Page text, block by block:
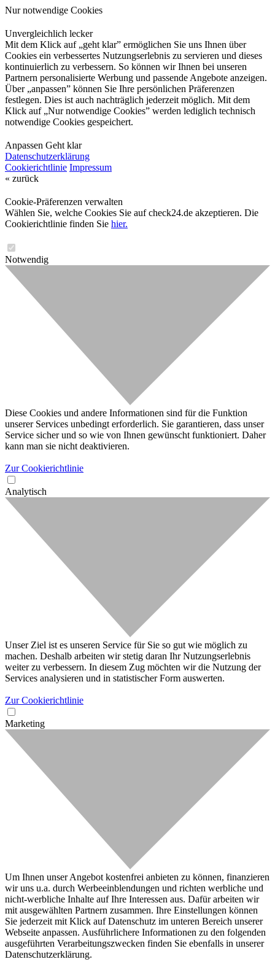
Nur notwendige Cookies
Unvergleichlich lecker
Mit dem Klick auf „geht klar” ermöglichen Sie uns Ihnen über
Cookies ein verbessertes Nutzungserlebnis zu servieren und dieses
kontinuierlich zu verbessern. So können wir Ihnen bei unseren
Partnern personalisierte Werbung und passende Angebote anzeigen.
Über „anpassen” können Sie Ihre persönlichen Präferenzen
festlegen. Dies ist auch nachträglich jederzeit möglich. Mit dem
Klick auf „Nur notwendige Cookies” werden lediglich technisch
notwendige Cookies gespeichert.
Anpassen Geht klar
Datenschutzerklärung
Cookierichtlinie Impressum
« zurück
Cookie-Präferenzen verwalten
Wählen Sie, welche Cookies Sie auf check24.de akzeptieren. Die
Cookierichtlinie finden Sie hier.
Notwendig
Diese Cookies und andere Informationen sind für die Funktion
unserer Services unbedingt erforderlich. Sie garantieren, dass unser
Service sicher und so wie von Ihnen gewünscht funktioniert. Daher
kann man sie nicht deaktivieren.
Zur Cookierichtlinie
Analytisch
Unser Ziel ist es unseren Service für Sie so gut wie möglich zu
machen. Deshalb arbeiten wir stetig daran Ihr Nutzungserlebnis
weiter zu verbessern. In diesem Zug möchten wir die Nutzung der
Services analysieren und in statistischer Form auswerten.
Zur Cookierichtlinie
Marketing
Um Ihnen unser Angebot kostenfrei anbieten zu können, finanzieren
wir uns u.a. durch Werbeeinblendungen und richten werbliche und
nicht-werbliche Inhalte auf Ihre Interessen aus. Dafür arbeiten wir
mit ausgewählten Partnern zusammen. Ihre Einstellungen können
Sie jederzeit mit Klick auf Datenschutz im unteren Bereich unserer
Webseite anpassen. Ausführlichere Informationen zu den folgenden
ausgeführten Verarbeitungszwecken finden Sie ebenfalls in unserer
Datenschutzerklärung.